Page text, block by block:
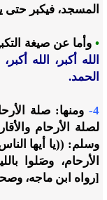
المسجد، فيكبر حتى
• وأما عن صيغة
الله أكبر، الله
الحمد.
4-
ومنها: صلة
لصلة الأرحام
وسلم: ((يا أيها
الأرحام، وصَلوا
[رواه ابن ماجه،